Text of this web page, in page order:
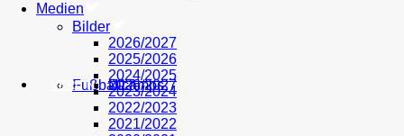
U17
Fußballcamps
2026/2027
VEREIN
Medien
Bilder
2026/2027
2025/2026
2024/2025
2023/2024
2022/2023
2021/2022